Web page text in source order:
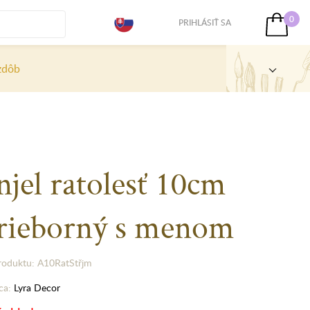
PRIHLÁSIŤ SA 0
ratolesť 10cm
s menom
A10RatStřjm
Lyra Decor